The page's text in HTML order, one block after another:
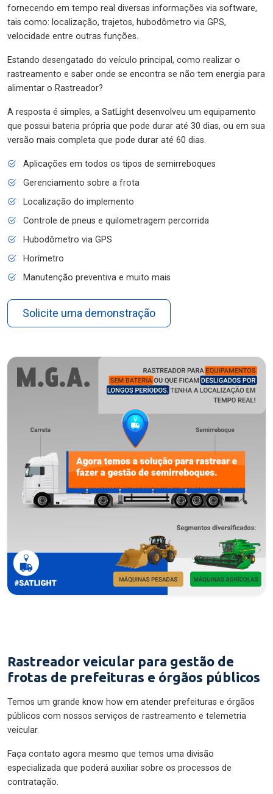
fornecendo em tempo real diversas informações via software,
tais como: localização, trajetos, hubodômetro via GPS,
velocidade entre outras funções.
Estando desengatado do veículo principal, como realizar o
rastreamento e saber onde se encontra se não tem energia para
alimentar o Rastreador?
A resposta é simples, a SatLight desenvolveu um equipamento
que possui bateria própria que pode durar até 30 dias, ou em sua
versão mais completa que pode durar até 60 dias.
Aplicações em todos os tipos de semirreboques
Gerenciamento sobre a frota
Localização do implemento
Controle de pneus e quilometragem percorrida
Hubodômetro via GPS
Horímetro
Manutenção preventiva e muito mais
Solicite uma demonstração
Rastreador veicular para gestão de
frotas de prefeituras e órgãos públicos
Temos um grande know how em atender prefeituras e órgãos
públicos com nossos serviços de rastreamento e telemetria
veicular.
Faça contato agora mesmo que temos uma divisão
especializada que poderá auxiliar sobre os processos de
contratação.